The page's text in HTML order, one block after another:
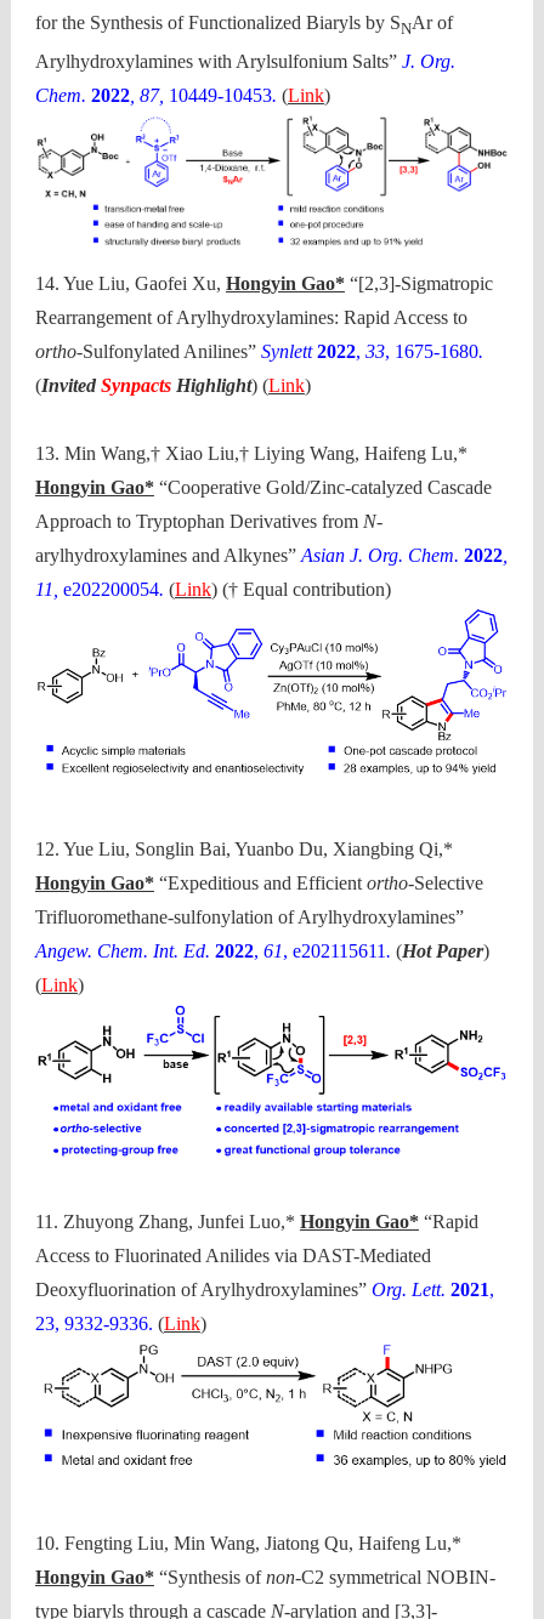
for the Synthesis of Functionalized Biaryls by SNAr of
Arylhydroxylamines with Arylsulfonium Salts” J. Org.
Chem. 2022, 87, 10449-10453. (Link)
14. Yue Liu, Gaofei Xu, Hongyin Gao* “[2,3]-Sigmatropic
Rearrangement of Arylhydroxylamines: Rapid Access to
ortho-Sulfonylated Anilines” Synlett 2022, 33, 1675-1680.
(Invited Synpacts Highlight) (Link)
13. Min Wang,† Xiao Liu,† Liying Wang, Haifeng Lu,*
Hongyin Gao* “Cooperative Gold/Zinc-catalyzed Cascade
Approach to Tryptophan Derivatives from N-
arylhydroxylamines and Alkynes” Asian J. Org. Chem. 2022,
11, e202200054. (Link) († Equal contribution)
12. Yue Liu, Songlin Bai, Yuanbo Du, Xiangbing Qi,*
Hongyin Gao* “Expeditious and Efficient ortho-Selective
Trifluoromethane-sulfonylation of Arylhydroxylamines”
Angew. Chem. Int. Ed. 2022, 61, e202115611. (Hot Paper)
(Link)
11. Zhuyong Zhang, Junfei Luo,* Hongyin Gao* “Rapid
Access to Fluorinated Anilides via DAST-Mediated
Deoxyfluorination of Arylhydroxylamines” Org. Lett. 2021,
23, 9332-9336. (Link)
10. Fengting Liu, Min Wang, Jiatong Qu, Haifeng Lu,*
Hongyin Gao* “Synthesis ofnon-C2 symmetrical NOBIN-
type biaryls through a cascade N-arylation and [3,3]-